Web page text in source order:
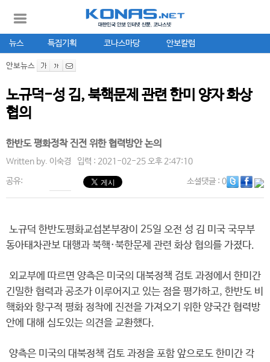
뉴스 특집기획 코나스마당 안보칼럼
안보뉴스
노규덕-성 김, 북핵문제 관련 한미 양자 화상
협의
한반도 평화정착 진전 위한 협력방안 논의
Written by. 이숙경 입력 : 2021-02-25 오후 2:47:10
공유: 소셜댓글: 0
노규덕 한반도평화교섭본부장이 25일 오전 성 김 미국 국무부
동아태차관보 대행과 북핵·북한문제 관련 화상 협의를 가졌다.
외교부에 따르면 양측은 미국의 대북정책 검토 과정에서 한미간
긴밀한 협력과 공조가 이루어지고 있는 점을 평가하고, 한반도 비
핵화와 항구적 평화 정착에 진전을 가져오기 위한 양국간 협력방
안에 대해 심도있는 의견을 교환했다.
양측은 미국의 대북정책 검토 과정을 포함 앞으로도 한미간 각